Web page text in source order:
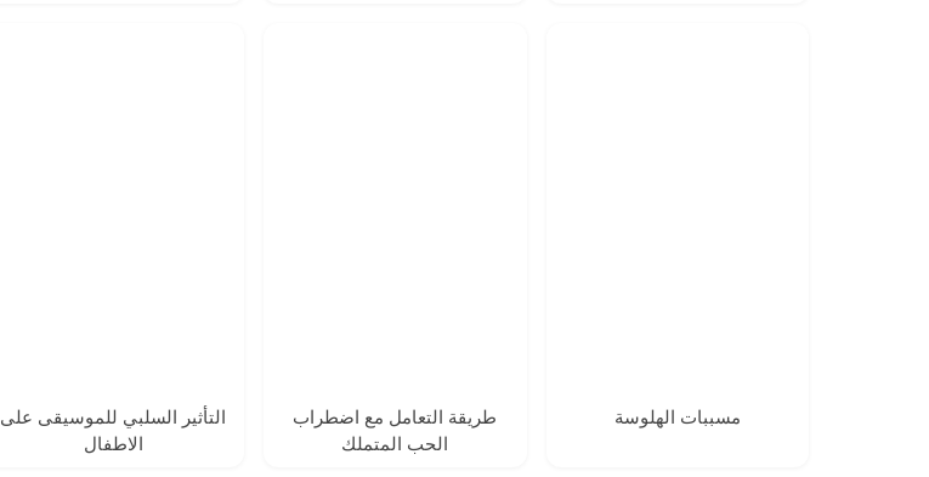
مسببات الهلوسة
طريقة التعامل مع اضطراب
الحب المتملك
التأثير السلبي للموسيقى على
الاطفال